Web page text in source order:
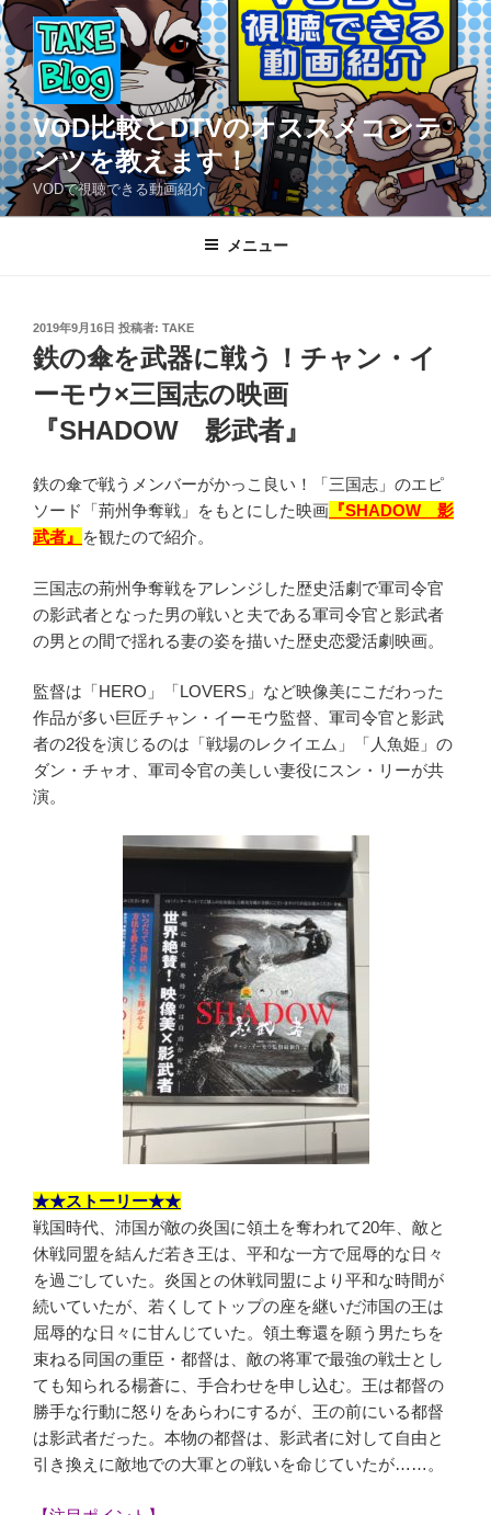
コ
ン
テ
ン
ツ
へ
ス
キ
ッ
VOD比較とDTVのオススメコンテ
ンツを教えます！
VODで視聴できる動画紹介
メニュー
投
稿
日:
2019年9月16日 投稿者: TAKE
鉄の傘を武器に戦う！チャン・イ
ーモウ×三国志の映画
『SHADOW 影武者』
鉄の傘で戦うメンバーがかっこ良い！「三国志」のエピ
ソード「荊州争奪戦」をもとにした映画 『SHADOW 影
武者』 を観たので紹介。
三国志の荊州争奪戦をアレンジした歴史活劇で軍司令官
の影武者となった男の戦いと夫である軍司令官と影武者
の男との間で揺れる妻の姿を描いた歴史恋愛活劇映画。
監督は「HERO」「LOVERS」など映像美にこだわった
作品が多い巨匠チャン・イーモウ監督、軍司令官と影武
者の2役を演じるのは「戦場のレクイエム」「人魚姫」の
ダン・チャオ、軍司令官の美しい妻役にスン・リーが共
演。
★★ストーリー★★
戦国時代、沛国が敵の炎国に領土を奪われて20年、敵と
休戦同盟を結んだ若き王は、平和な一方で屈辱的な日々
を過ごしていた。炎国との休戦同盟により平和な時間が
続いていたが、若くしてトップの座を継いだ沛国の王は
屈辱的な日々に甘んじていた。領土奪還を願う男たちを
束ねる同国の重臣・都督は、敵の将軍で最強の戦士とし
ても知られる楊蒼に、手合わせを申し込む。王は都督の
勝手な行動に怒りをあらわにするが、王の前にいる都督
は影武者だった。本物の都督は、影武者に対して自由と
引き換えに敵地での大軍との戦いを命じていたが……。